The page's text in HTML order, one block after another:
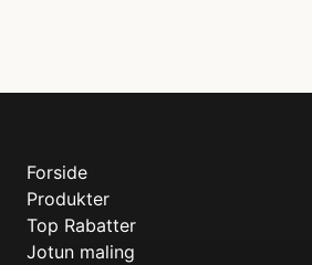
Forside
Produkter
Top Rabatter
Jotun maling